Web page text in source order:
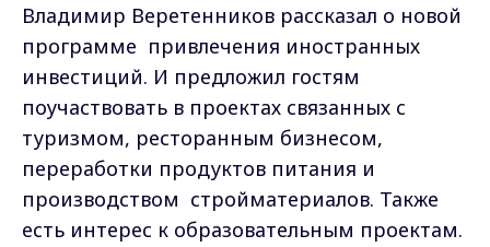
Владимир Веретенников рассказал о новой
программе привлечения иностранных
инвестиций. И предложил гостям
поучаствовать в проектах связанных с
туризмом, ресторанным бизнесом,
переработки продуктов питания и
производством стройматериалов. Также
есть интерес к образовательным проектам.